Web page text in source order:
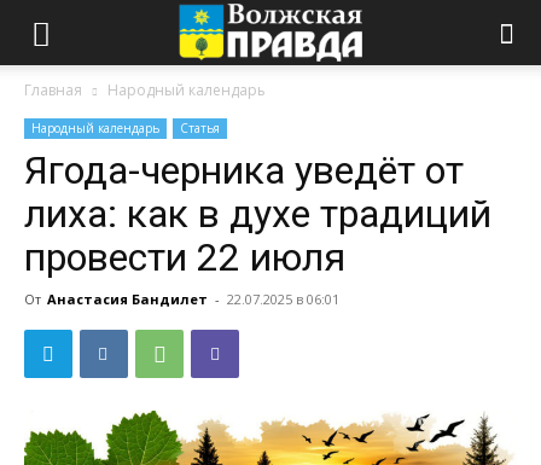
Главная Народный календарь
Народный календарь Статья
Ягода-черника уведёт от
лиха: как в духе традиций
провести 22 июля
От Анастасия Бандилет - 22.07.2025 в 06:01